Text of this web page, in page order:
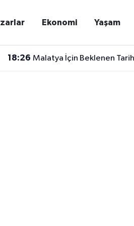
Ekonomi Yaşam
18:26 Malatya İçin Beklenen